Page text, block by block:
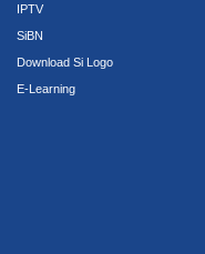
IPTV
SiBN
Download Si Logo
E-Learning